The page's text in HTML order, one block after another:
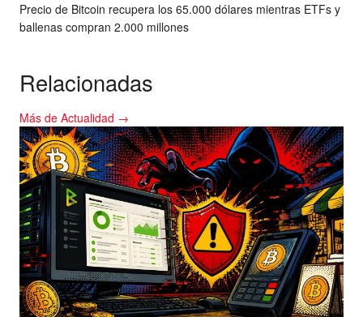
Precio de Bitcoin recupera los 65.000 dólares mientras ETFs y
ballenas compran 2.000 millones
Relacionadas
Más de Actualidad →